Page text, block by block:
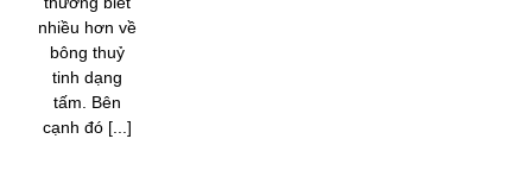
nhiều hơn về
bông thuỷ
tinh dạng
tấm. Bên
cạnh đó [...]